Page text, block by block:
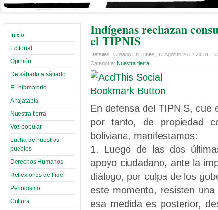
Inicio
Editorial
Opinión
De sábado a sábado
El infamatorio
A rajatabla
Nuestra tierra
Voz popular
Lucha de nuestros
pueblos
Derechos Humanos
Reflexiones de Fidel
Periodismo
Cultura
Indígenas rechazan
el TIPNIS
Detalles Creado En Lunes, 13 Agosto 2012 23:31
Categoría: Nuestra tierra
En defensa del TIPNIS, que
por tanto, de propiedad
boliviana, manifestamos:
1. Luego de las dos
apoyo ciudadano, ante la
diálogo, por culpa de los
este momento, resisten
esa medida es posterior,